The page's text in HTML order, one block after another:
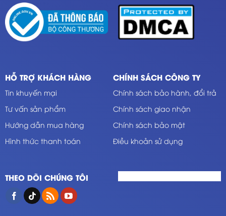
HỖ TRỢ KHÁCH HÀNG
Tin khuyến mại
Tư vấn sản phẩm
Hướng dẫn mua hàng
Hình thức thanh toán
CHÍNH SÁCH CÔNG TY
Chính sách bảo hành, đổi trả
Chính sách giao nhận
Chính sách bảo mật
Điều khoản sử dụng
THEO DÕI CHÚNG TÔI